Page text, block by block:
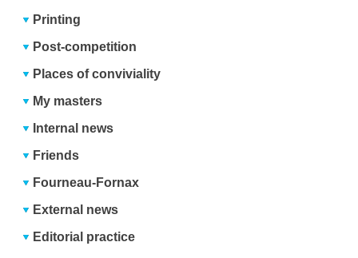
Printing
Post-competition
Places of conviviality
My masters
Internal news
Friends
Fourneau-Fornax
External news
Editorial practice